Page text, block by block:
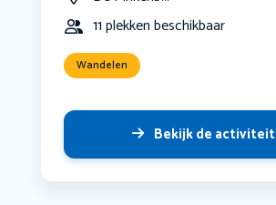
11 plekken beschikbaar
Wandelen
Bekijk de activiteit